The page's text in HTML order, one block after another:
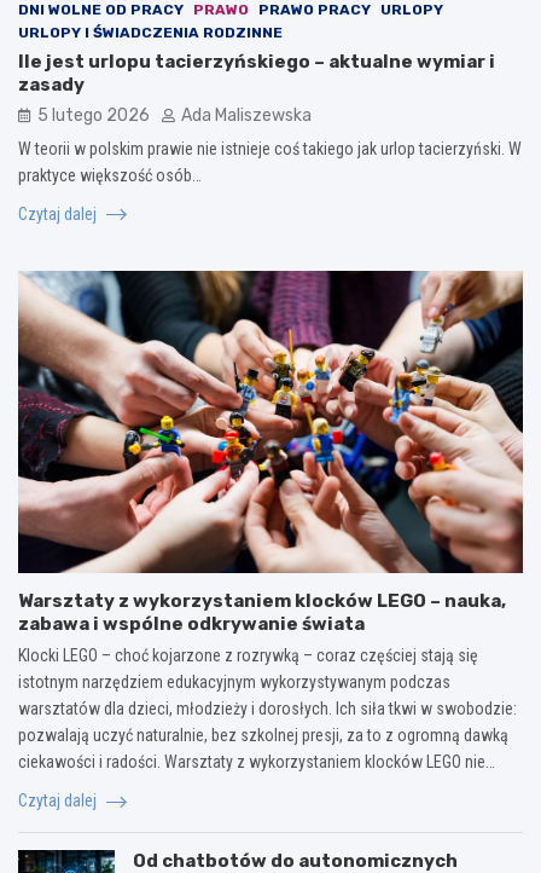
DNI WOLNE OD PRACY PRAWO PRAWO PRACY
URLOPY
URLOPY I ŚWIADCZENIA RODZINNE
Ile jest urlopu tacierzyńskiego – aktualne wymiar i
zasady
5 lutego 2026 Ada Maliszewska
W teorii w polskim prawie nie istnieje coś takiego jak urlop tacierzyński. W
praktyce większość osób…
Czytaj dalej
Warsztaty z wykorzystaniem klocków LEGO – nauka,
zabawa i wspólne odkrywanie świata
Klocki LEGO – choć kojarzone z rozrywką – coraz częściej stają się
istotnym narzędziem edukacyjnym wykorzystywanym podczas
warsztatów dla dzieci, młodzieży i dorosłych. Ich siła tkwi w swobodzie:
pozwalają uczyć naturalnie, bez szkolnej presji, za to z ogromną dawką
ciekawości i radości. Warsztaty z wykorzystaniem klocków LEGO nie…
Czytaj dalej
Od chatbotów do autonomicznych